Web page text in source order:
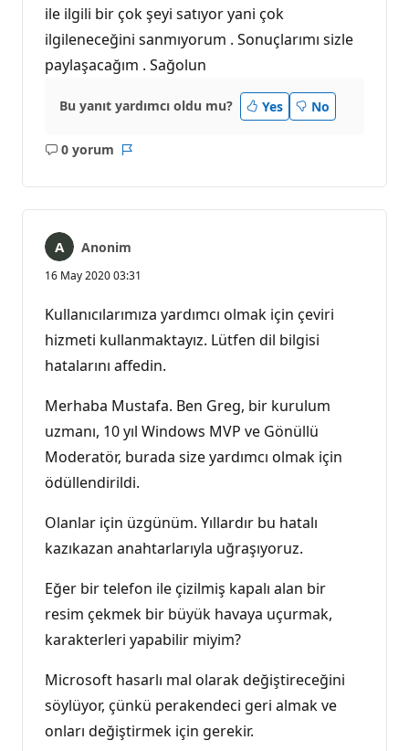
ile ilgili bir çok şeyi satıyor yani çok
ilgileneceğini sanmıyorum . Sonuçlarımı sizle
paylaşacağım . Sağolun
Bu yanıt yardımcı oldu mu? Yes No
0 yorum
Açıklama
Anonim
16 May 2020 03:31
Kullanıcılarımıza yardımcı olmak için çeviri
hizmeti kullanmaktayız. Lütfen dil bilgisi
hatalarını affedin.
Merhaba Mustafa. Ben Greg, bir kurulum
uzmanı, 10 yıl Windows MVP ve Gönüllü
Moderatör, burada size yardımcı olmak için
ödüllendirildi.
Olanlar için üzgünüm. Yıllardır bu hatalı
kazıkazan anahtarlarıyla uğraşıyoruz.
Eğer bir telefon ile çizilmiş kapalı alan bir
resim çekmek bir büyük havaya uçurmak,
karakterleri yapabilir miyim?
Microsoft hasarlı mal olarak değiştireceğini
söylüyor, çünkü perakendeci geri almak ve
onları değiştirmek için gerekir.